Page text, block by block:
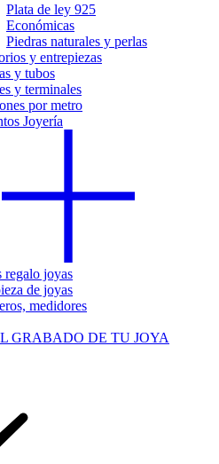
Plata de ley 925
Económicas
Piedras naturales y perlas
y entrepiezas
y tubos
y terminales
por metro
Joyería
regalo joyas
de joyas
medidores
GRABADO DE TU JOYA